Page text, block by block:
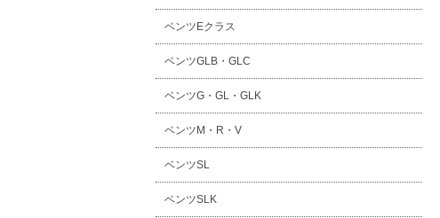
ベンツEクラス
ベンツGLB・GLC
ベンツG・GL・GLK
ベンツM・R・V
ベンツSL
ベンツSLK